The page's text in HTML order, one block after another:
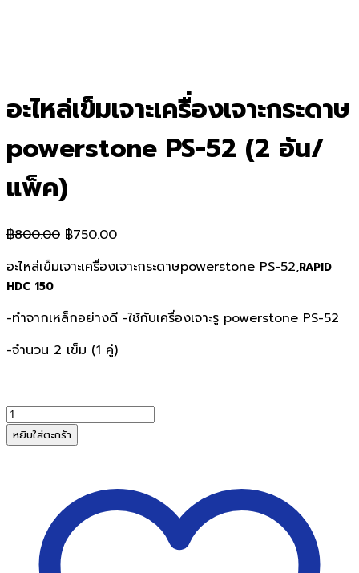
อะไหล่เข็มเจาะเครื่องเจาะกระดาษ
powerstone PS-52 (2 อัน/
แพ็ค)
฿800.00 Original
was:
฿750.00Current
is:
อะไหล่เข็มเจาะเครื่องเจาะกระดาษpowerstone PS-52,RAPID
HDC 150
-ทำจากเหล็กอย่างดี -ใช้กับเครื่องเจาะรู powerstone PS-52
-จำนวน 2 เข็ม (1 คู่)
จำนวน
อะไหล่
เข็ม
กระดาษ
powerstone
หยิบใส่ตะกร้า